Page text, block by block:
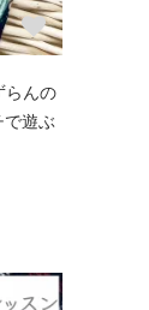
らんの
で遊ぶ